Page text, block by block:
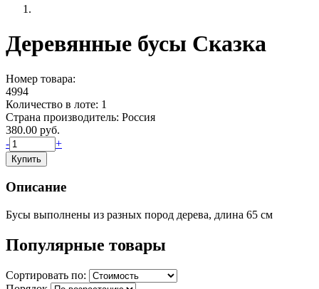
Деревянные бусы Сказка
Номер товара:
4994
Количество в лоте: 1
Страна производитель: Россия
380.00 руб.
-
+
Описание
Бусы выполнены из разных пород дерева, длина 65 см
Популярные товары
Сортировать по: